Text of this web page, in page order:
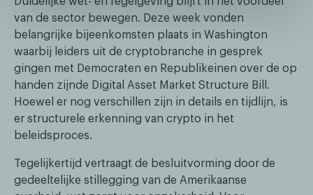
van de sector bewegen. Deze week vonden
belangrijke bijeenkomsten plaats in Washington
waarbij leiders uit de cryptobranche in gesprek
gingen met Democraten en Republikeinen over de op
handen zijnde Digital Asset Market Structure Bill.
Hoewel er nog verschillen zijn in details en tijdlijn, is
er structurele erkenning van crypto in het
beleidsproces.
Tegelijkertijd vertraagt de besluitvorming door de
gedeeltelijke stillegging van de Amerikaanse